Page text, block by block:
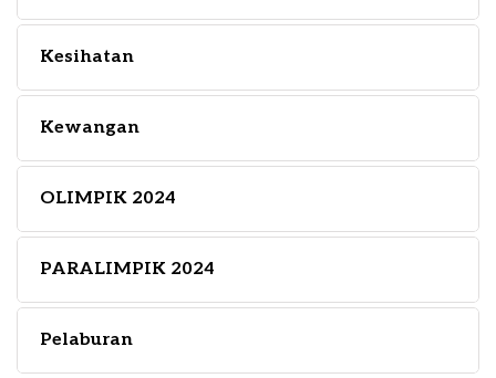
Kesihatan
Kewangan
OLIMPIK 2024
PARALIMPIK 2024
Pelaburan